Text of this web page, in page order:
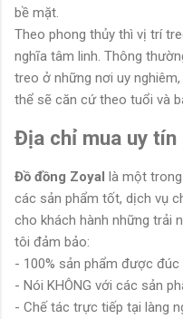
bề mặt.
Theo phong thủy thì vị trí
nghĩa tâm linh. Thông
treo ở những nơi uy
thể sẽ căn cứ theo tuổi và
Địa chỉ mua uy
Đồ đồng Zoyal là một
các sản phẩm tốt, dịch vụ
cho khách hành những trải
tôi đảm bảo:
- 100% sản phẩm được
- Nói KHÔNG với các sản
- Chế tác trực tiếp tại làng